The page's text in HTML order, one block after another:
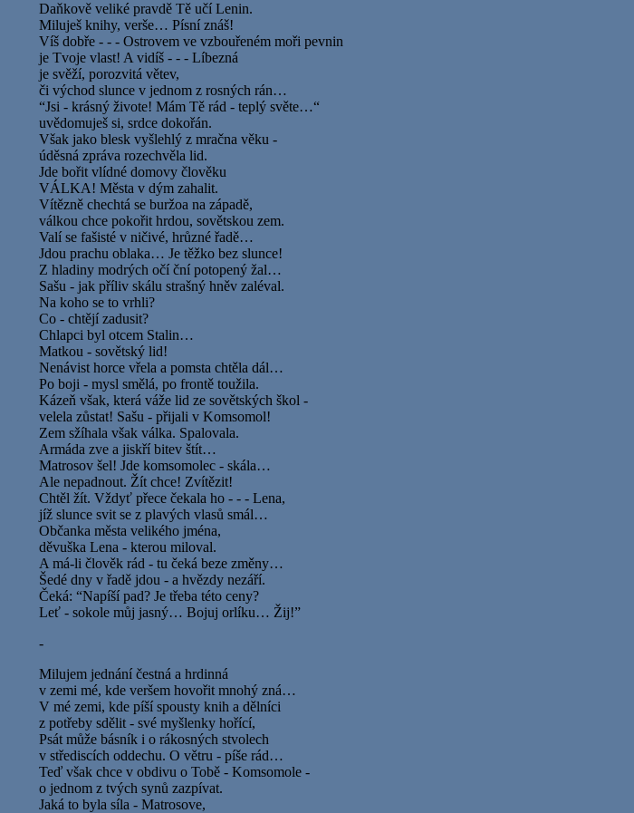
Daňkově veliké pravdě Tě učí Lenin.
Miluješ knihy, verše… Písní znáš!
Víš dobře - - - Ostrovem ve vzbouřeném moři pevnin
je Tvoje vlast! A vidíš - - - Líbezná
je svěží, porozvitá větev,
či východ slunce v jednom z rosných rán…
“Jsi - krásný živote! Mám Tě rád - teplý světe…“
uvědomuješ si, srdce dokořán.
Však jako blesk vyšlehlý z mračna věku -
úděsná zpráva rozechvěla lid.
Jde bořit vlídné domovy člověku
VÁLKA! Města v dým zahalit.
Vítězně chechtá se buržoa na západě,
válkou chce pokořit hrdou, sovětskou zem.
Valí se fašisté v ničivé, hrůzné řadě…
Jdou prachu oblaka… Je těžko bez slunce!
Z hladiny modrých očí ční potopený žal…
Sašu - jak příliv skálu strašný hněv zaléval.
Na koho se to vrhli?
Co - chtějí zadusit?
Chlapci byl otcem Stalin…
Matkou - sovětský lid!
Nenávist horce vřela a pomsta chtěla dál…
Po boji - mysl smělá, po frontě toužila.
Kázeň však, která váže lid ze sovětských škol -
velela zůstat! Sašu - přijali v Komsomol!
Zem sžíhala však válka. Spalovala.
Armáda zve a jiskří bitev štít…
Matrosov šel! Jde komsomolec - skála…
Ale nepadnout. Žít chce! Zvítězit!
Chtěl žít. Vždyť přece čekala ho - - - Lena,
jíž slunce svit se z plavých vlasů smál…
Občanka města velikého jména,
děvuška Lena - kterou miloval.
A má-li člověk rád - tu čeká beze změny…
Šedé dny v řadě jdou - a hvězdy nezáří.
Čeká: “Napíší pad? Je třeba této ceny?
Leť - sokole můj jasný… Bojuj orlíku… Žij!”
-
Milujem jednání čestná a hrdinná
v zemi mé, kde veršem hovořit mnohý zná…
V mé zemi, kde píší spousty knih a dělníci
z potřeby sdělit - své myšlenky hořící,
Psát může básník i o rákosných stvolech
v střediscích oddechu. O větru - píše rád…
Teď však chce v obdivu o Tobě - Komsomole -
o jednom z tvých synů zazpívat.
Jaká to byla síla - Matrosove,